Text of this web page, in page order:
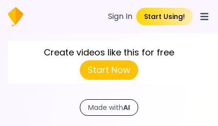
Sign In Start Using!
Create videos like this for free
Start Now
Made withAI